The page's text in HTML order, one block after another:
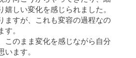
嬉しい変化を感じられました。
ますが、これも変容の過程なの
す。
このまま変化を感じながら自分
います。